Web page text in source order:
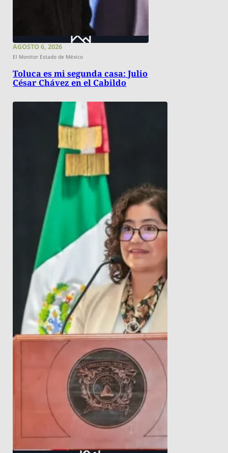
AGOSTO 6, 2026
El Monitor Estado de México
Toluca es mi segunda casa: Julio
César Chávez en el Cabildo